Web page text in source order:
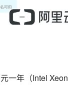
一年（Intel